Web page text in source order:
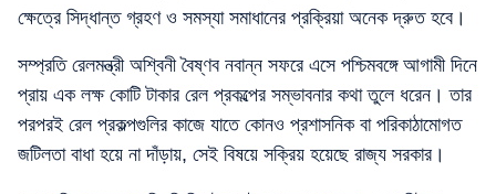
ক্ষেত্রে সিদ্ধান্ত গ্রহণ ও সমস্যা সমাধানের প্রক্রিয়া অনেক দ্রুত হবে।
সম্প্রতি রেলমন্ত্রী অশ্বিনী বৈষ্ণব নবান্ন সফরে এসে পশ্চিমবঙ্গে আগামী দিনে
প্রায় এক লক্ষ কোটি টাকার রেল প্রকল্পের সম্ভাবনার কথা তুলে ধরেন। তার
পরপরই রেল প্রকল্পগুলির কাজে যাতে কোনও প্রশাসনিক বা পরিকাঠামোগত
জটিলতা বাধা হয়ে না দাঁড়ায়, সেই বিষয়ে সক্রিয় হয়েছে রাজ্য সরকার।